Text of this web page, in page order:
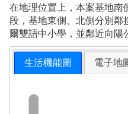
在地理位置上，本案基地南
段，基地東側、北側分別鄰
爾雙語中小學，並鄰近向陽
生活機能圖 電子地